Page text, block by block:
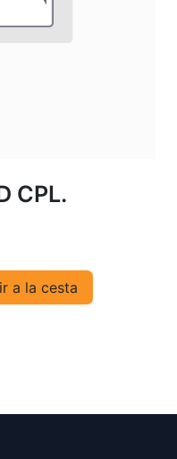
CPL.
a la cesta